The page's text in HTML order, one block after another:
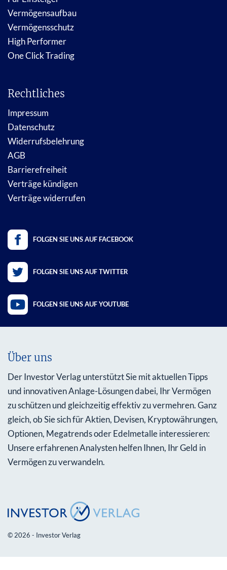
Vermögensaufbau
Vermögensschutz
High Performer
One Click Trading
Rechtliches
Impressum
Datenschutz
Widerrufsbelehrung
AGB
Barrierefreiheit
Verträge kündigen
Verträge widerrufen
FOLGEN SIE UNS AUF FACEBOOK
FOLGEN SIE UNS AUF TWITTER
FOLGEN SIE UNS AUF YOUTUBE
Über uns
Der Investor Verlag unterstützt Sie mit aktuellen Tipps
und innovativen Anlage-Lösungen dabei, Ihr Vermögen
zu schützen und gleichzeitig effektiv zu vermehren. Ganz
gleich, ob Sie sich für Aktien, Devisen, Kryptowährungen,
Optionen, Megatrends oder Edelmetalle interessieren:
Unsere erfahrenen Analysten helfen Ihnen, Ihr Geld in
Vermögen zu verwandeln.
© 2026 - Investor Verlag